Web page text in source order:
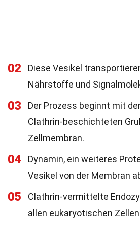
02
Diese Vesikel
Nährstoffe und
03
Der Prozess beginnt mit
Clathrin-beschichteten
Zellmembran.
04
Dynamin, ein weiteres
Vesikel von der Membran
05
Clathrin-vermittelte
allen eukaryotischen